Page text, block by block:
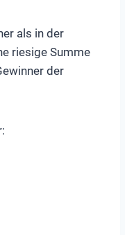
als in der
riesige Summe
der